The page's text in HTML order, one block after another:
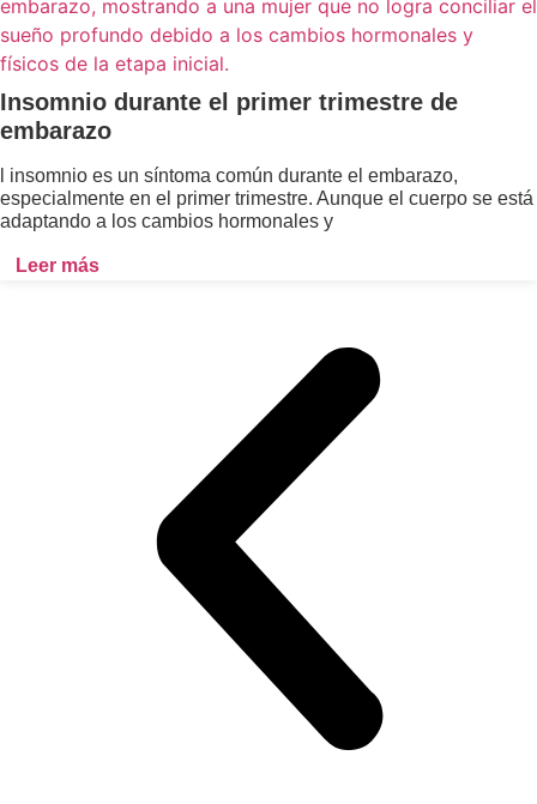
Insomnio durante el primer trimestre de
embarazo
l insomnio es un síntoma común durante el embarazo,
especialmente en el primer trimestre. Aunque el cuerpo se está
adaptando a los cambios hormonales y
Leer más